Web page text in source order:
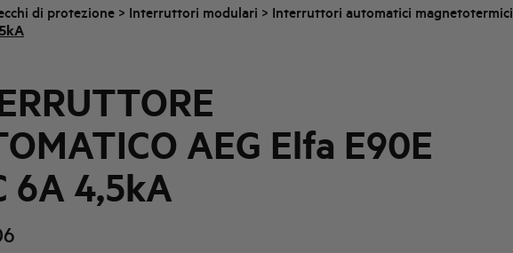
di protezione > Interruttori modulari > Interruttori automatici magnetotermici
AEG Elfa E90E
6A 4,5kA